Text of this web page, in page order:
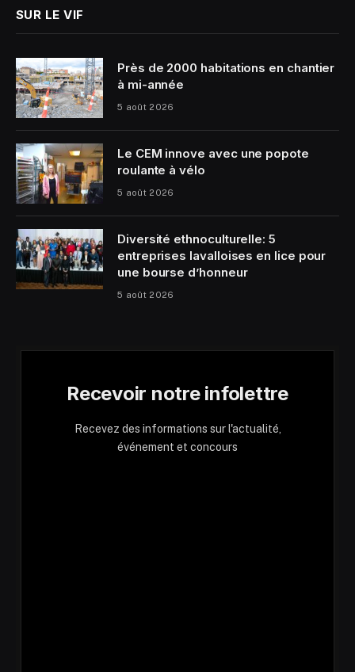
SUR LE VIF
Près de 2000 habitations en chantier
à mi-année
5 août 2026
Le CEM innove avec une popote
roulante à vélo
5 août 2026
Diversité ethnoculturelle: 5
entreprises lavalloises en lice pour
une bourse d’honneur
5 août 2026
Recevoir notre infolettre
Recevez des informations sur l'actualité,
événement et concours